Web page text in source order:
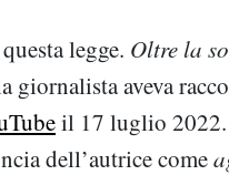
legge. Oltre la
giornalista aveva
il 17 luglio
dell’autrice come